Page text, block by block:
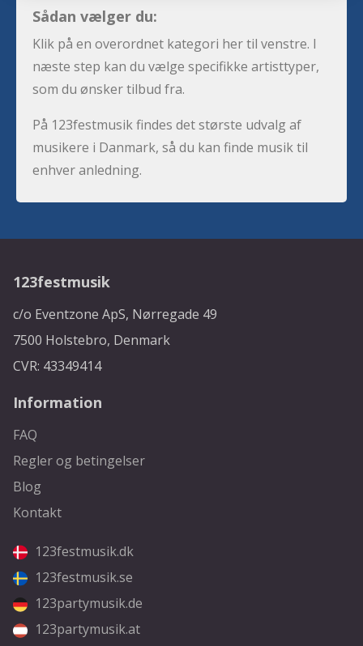
Sådan vælger du:
Klik på en overordnet kategori her til venstre. I
næste step kan du vælge specifikke artisttyper,
som du ønsker tilbud fra.
På 123festmusik findes det største udvalg af
musikere i Danmark, så du kan finde musik til
enhver anledning.
123festmusik
c/o Eventzone ApS, Nørregade 49
7500 Holstebro, Denmark
CVR: 43349414
Information
FAQ
Regler og betingelser
Blog
Kontakt
123festmusik.dk
123festmusik.se
123partymusik.de
123partymusik.at